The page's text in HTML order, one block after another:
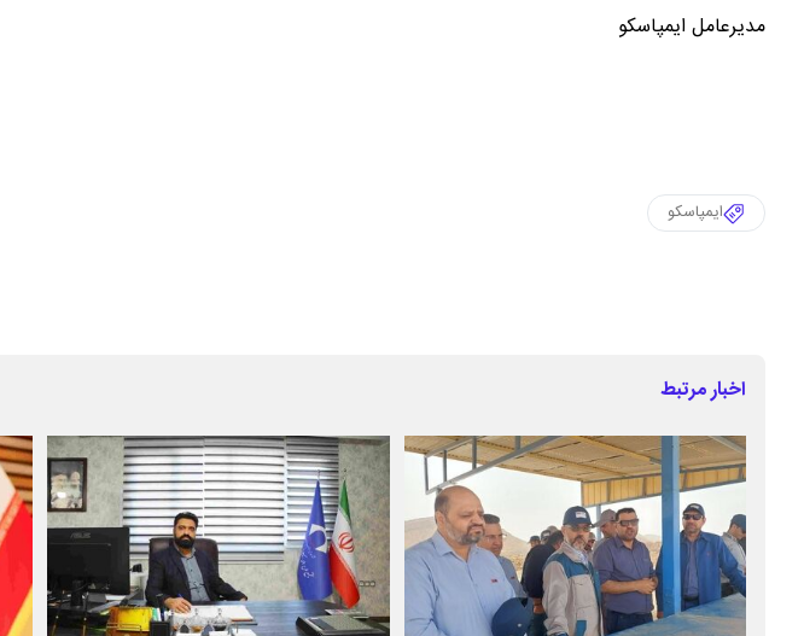
مدیرعامل ایمپاسکو
ایمپاسکو
اخبار مرتبط